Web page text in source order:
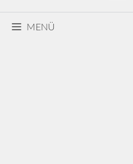
MENÜ